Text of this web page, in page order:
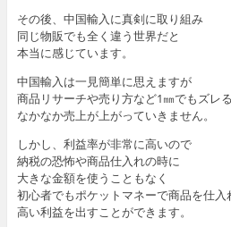
その後、中国輸入に真剣に取り組み
同じ物販でも全く違う世界だと
本当に感じています。
中国輸入は一見簡単に思えますが
商品リサーチや売り方など1㎜でもズレ
なかなか売上が上がっていきません。
しかし、利益率が非常に高いので
納税の恐怖や商品仕入れの時に
大きな金額を使うこともなく
初心者でもポケットマネーで商品を仕入
高い利益を出すことができます。